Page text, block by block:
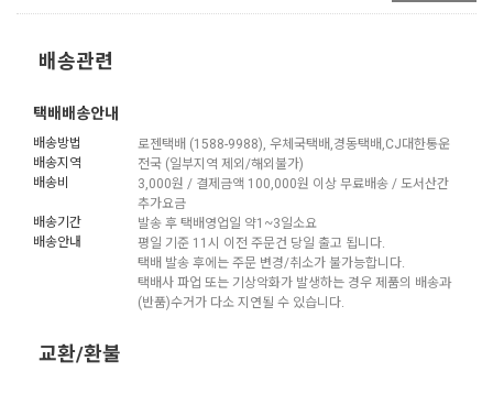
배송관련
택배배송안내
배송방법
로젠택배 (1588-9988), 우체국택배,경동택배,CJ대한통운
배송지역
전국 (일부지역 제외/해외불가)
배송비
3,000원 / 결제금액 100,000원 이상 무료배송 / 도서산간
추가요금
배송기간
발송 후 택배영업일 약1~3일소요
배송안내
평일 기준 11시 이전 주문건 당일 출고 됩니다.
택배 발송 후에는 주문 변경/취소가 불가능합니다.
택배사 파업 또는 기상악화가 발생하는 경우 제품의 배송과
(반품)수거가 다소 지연될 수 있습니다.
교환/환불